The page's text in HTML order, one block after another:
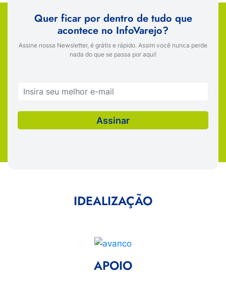
Quer ficar por dentro de tudo que
acontece no InfoVarejo?
Assine nossa Newsletter, é grátis e rápido. Assim você nunca perde
nada do que se passa por aqui!
IDEALIZAÇÃO
APOIO